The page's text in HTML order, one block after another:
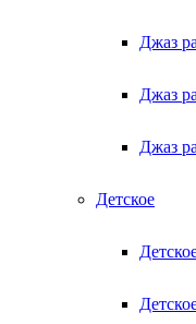
Джаз
Джаз
Джаз
Детское